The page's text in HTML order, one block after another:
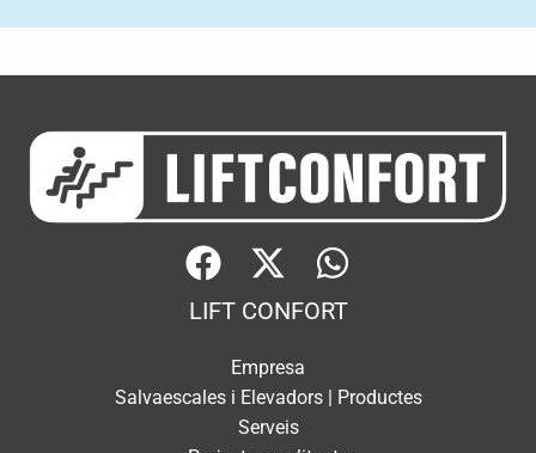
LIFT CONFORT
Empresa
Salvaescales i Elevadors | Productes
Serveis